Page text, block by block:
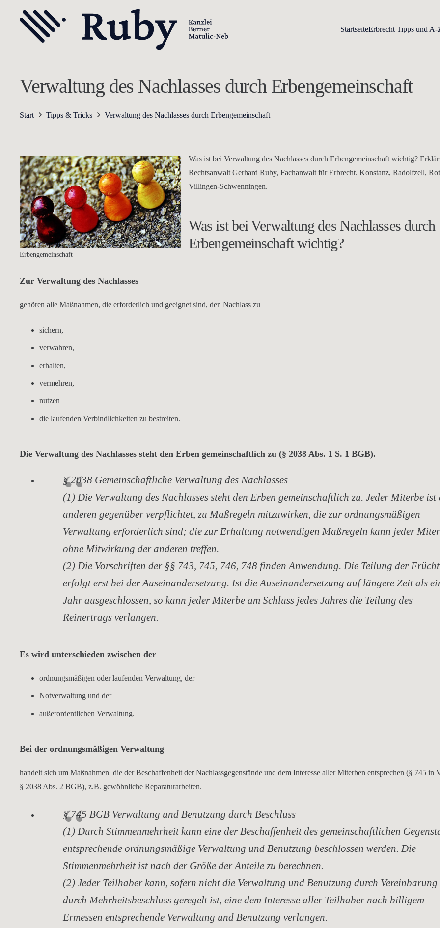
StartseiteErbrecht Tipps und A-
Verwaltung des Nachlasses durch Erbengemeinschaft
Start Tipps & Tricks Verwaltung des Nachlasses durch Erbengemeinschaft
Erbengemeinschaft
Was ist bei Verwaltung des Nachlasses durch Erbengemeinschaft wichtig?
Rechtsanwalt Gerhard Ruby, Fachanwalt für Erbrecht. Konstanz, Radolfzell,
Villingen-Schwenningen.
Was ist bei Verwaltung des Nachlasses durch
Erbengemeinschaft wichtig?
Zur Verwaltung des Nachlasses
gehören alle Maßnahmen, die erforderlich und geeignet sind, den Nachlass zu
sichern,
verwahren,
erhalten,
vermehren,
nutzen
die laufenden Verbindlichkeiten zu bestreiten.
Die Verwaltung des Nachlasses steht den Erben gemeinschaftlich zu (§ 2038 Abs. 1 S. 1 BGB).
§ 2038 Gemeinschaftliche Verwaltung des Nachlasses
(1) Die Verwaltung des Nachlasses steht den Erben gemeinschaftlich zu. Jeder Miterbe ist
anderen gegenüber verpflichtet, zu Maßregeln mitzuwirken, die zur ordnungsmäßigen
Verwaltung erforderlich sind; die zur Erhaltung notwendigen Maßregeln kann jeder
ohne Mitwirkung der anderen treffen.
(2) Die Vorschriften der §§ 743, 745, 746, 748 finden Anwendung. Die Teilung der
erfolgt erst bei der Auseinandersetzung. Ist die Auseinandersetzung auf längere Zeit als
Jahr ausgeschlossen, so kann jeder Miterbe am Schluss jedes Jahres die Teilung des
Reinertrags verlangen.
Es wird unterschieden zwischen der
ordnungsmäßigen oder laufenden Verwaltung, der
Notverwaltung und der
außerordentlichen Verwaltung.
Bei der ordnungsmäßigen Verwaltung
handelt sich um Maßnahmen, die der Beschaffenheit der Nachlassgegenstände und dem Interesse aller Miterben entsprechen (§ 745 in
§ 2038 Abs. 2 BGB), z.B. gewöhnliche Reparaturarbeiten.
§ 745 BGB Verwaltung und Benutzung durch Beschluss
(1) Durch Stimmenmehrheit kann eine der Beschaffenheit des gemeinschaftlichen
entsprechende ordnungsmäßige Verwaltung und Benutzung beschlossen werden. Die
Stimmenmehrheit ist nach der Größe der Anteile zu berechnen.
(2) Jeder Teilhaber kann, sofern nicht die Verwaltung und Benutzung durch Vereinbarung
durch Mehrheitsbeschluss geregelt ist, eine dem Interesse aller Teilhaber nach billigem
Ermessen entsprechende Verwaltung und Benutzung verlangen.